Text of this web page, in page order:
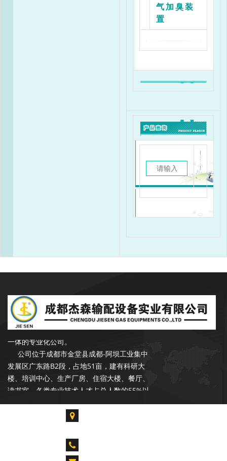
气加臭装
置
成都杰森成立于2002年9月，注册资本
3500万元，是一家专注于石油、天然气行业
输配产品的开发、设计、生产、销售和服务于
一体的专业化公司。
公司位于成都市金堂县成都-阿坝工业集中
发展区广东路B2段，占地51亩，建有科研大
楼、培训中心、生产厂房、住宿大楼、餐厅、
读书室。各类专业技术人才占总人数的55%以
套，具备年产20000台套设备的能力。是中石
油合格供应商，昆仑燃气优秀供应商，公司在
长庆油田、青海油田、新疆油田、华北油田、
胜利油田、辽河油田、设有销售和服务网点。